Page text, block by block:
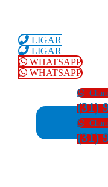
(31)
(31)
LIGAR
LIGAR
WHATSAPP
WHATSAPP